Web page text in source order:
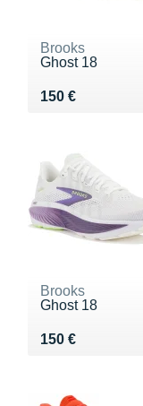
Brooks
Ghost 18
150 €
Vendu 150 €
Brooks
Ghost 18
150 €
Vendu 150 €